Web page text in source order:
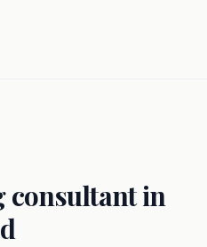
consultant in